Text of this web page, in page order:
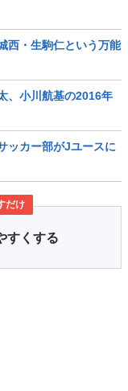
西・生駒仁という万能
、小川航基の2016年
ッカー部がJユースに
だけ
すくする